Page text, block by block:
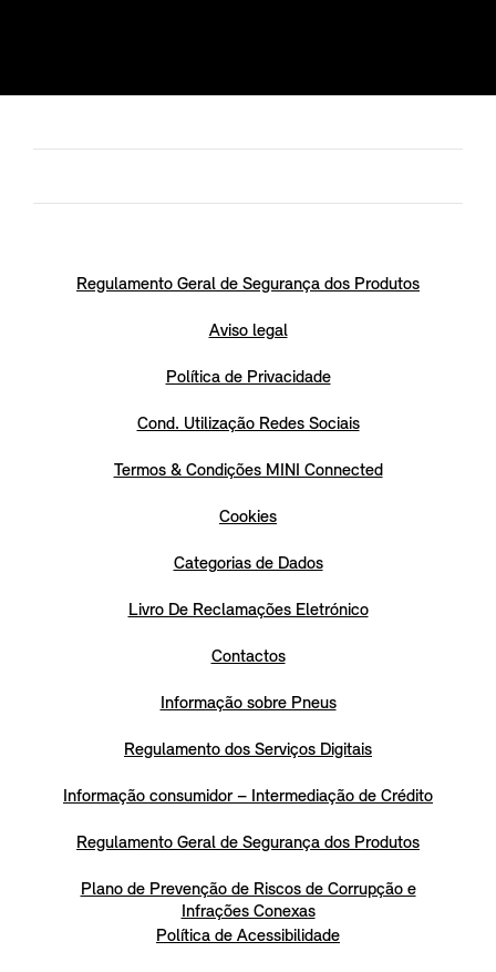
Regulamento Geral de Segurança dos Produtos
Aviso legal
Política de Privacidade
Cond. Utilização Redes Sociais
Termos & Condições MINI Connected
Cookies
Categorias de Dados
Livro De Reclamações Eletrónico
Contactos
Informação sobre Pneus
Regulamento dos Serviços Digitais
Informação consumidor – Intermediação de Crédito
Regulamento Geral de Segurança dos Produtos
Plano de Prevenção de Riscos de Corrupção e
Infrações Conexas
Política de Acessibilidade